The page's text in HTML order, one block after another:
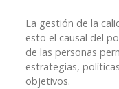
La gestión de la
esto el causal del
de las personas
estrategias,
objetivos.